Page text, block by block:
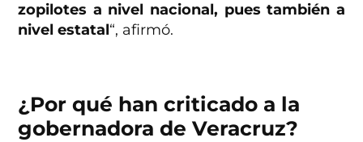
zopilotes a nivel nacional, pues también a
nivel estatal“, afirmó.
¿Por qué han criticado a la
gobernadora de Veracruz?